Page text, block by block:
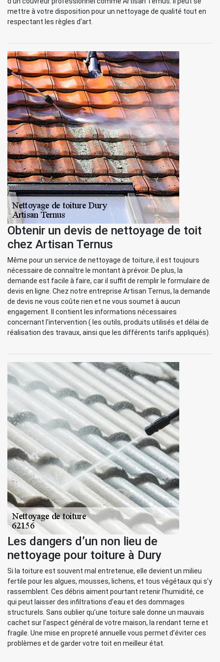
mettre à votre disposition pour un nettoyage de qualité tout en
respectant les règles d'art.
Obtenir un devis de nettoyage de toit
chez Artisan Ternus
Même pour un service de nettoyage de toiture, il est toujours
nécessaire de connaître le montant à prévoir. De plus, la
demande est facile à faire, car il suffit de remplir le formulaire de
devis en ligne. Chez notre entreprise Artisan Ternus, la demande
de devis ne vous coûte rien et ne vous soumet à aucun
engagement. Il contient les informations nécessaires
concernant l'intervention ( les outils, produits utilisés et délai de
réalisation des travaux, ainsi que les différents tarifs appliqués).
Les dangers d’un non lieu de
nettoyage pour toiture à Dury
Si la toiture est souvent mal entretenue, elle devient un milieu
fertile pour les algues, mousses, lichens, et tous végétaux qui s’y
rassemblent. Ces débris aiment pourtant retenir l’humidité, ce
qui peut laisser des infiltrations d’eau et des dommages
structurels. Sans oublier qu’une toiture sale donne un mauvais
cachet sur l’aspect général de votre maison, la rendant terne et
fragile. Une mise en propreté annuelle vous permet d’éviter ces
problèmes et de garder votre toit en meilleur état.